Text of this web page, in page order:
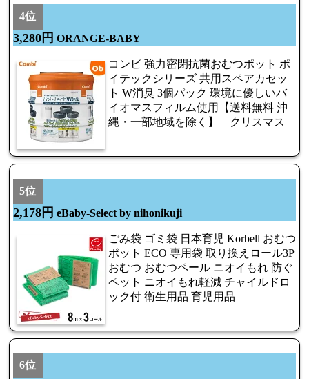
4位
3,280円 ORANGE-BABY
コンビ 強力密閉抗菌おむつポット ポ
イテックシリーズ 共用スペアカセッ
ト W消臭 3個パック 環境に優しいバ
イオマスフィルム使用【送料無料 沖
縄・一部地域を除く】 クリスマス
5位
2,178円 eBaby-Select by nihonikuji
ごみ袋 ゴミ袋 日本育児 Korbell おむつ
ポット ECO 専用袋 取り換えロール3P
おむつ おむつペール ニオイもれ 防ぐ
ペット ニオイもれ軽減 チャイルドロ
ック付 衛生用品 育児用品
6位